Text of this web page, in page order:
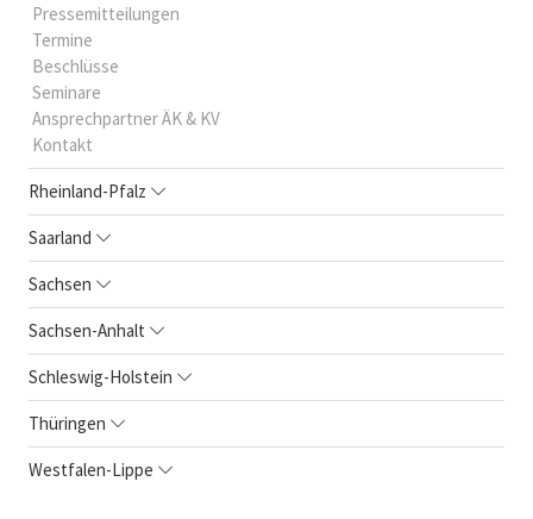
Pressemitteilungen
Termine
Beschlüsse
Seminare
Ansprechpartner ÄK & KV
Kontakt
Rheinland-Pfalz
Saarland
Sachsen
Sachsen-Anhalt
Schleswig-Holstein
Thüringen
Westfalen-Lippe